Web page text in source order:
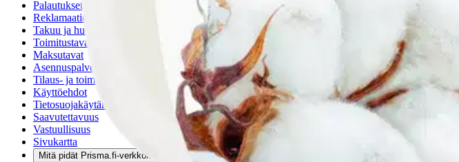
Palautukset
Reklamaatio
Takuu ja huolto
Toimitustavat
Maksutavat
Asennuspalvelut
Tilaus- ja toimitusehdot
Käyttöehdot
Tietosuojakäytäntö
Saavutettavuus
Vastuullisuus
Sivukartta
Mitä pidät Prisma.fi-verkkokaupasta?